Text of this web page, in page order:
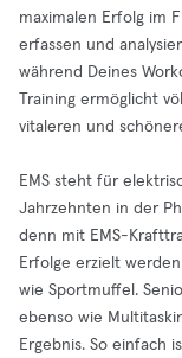
maximalen Erfolg im
erfassen und
während Deines
Training ermöglicht
vitaleren und
EMS steht für
Jahrzehnten in der
denn mit EMS-
Erfolge erzielt
wie Sportmuffel.
ebenso wie
Ergebnis. So einfach